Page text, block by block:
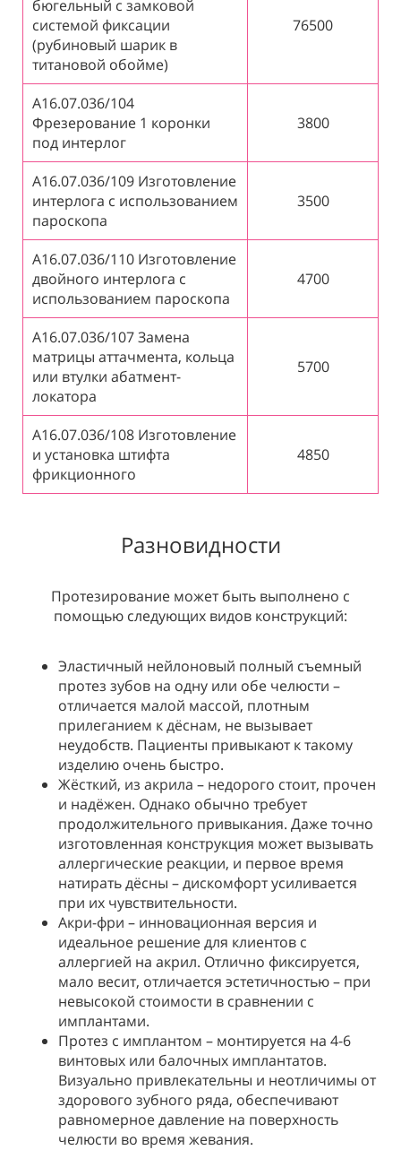
бюгельный с замковой
системой фиксации
(рубиновый шарик в
титановой обойме)
76500
А16.07.036/104
Фрезерование 1 коронки
под интерлог
3800
А16.07.036/109 Изготовление
интерлога с использованием
пароскопа
3500
А16.07.036/110 Изготовление
двойного интерлога с
использованием пароскопа
4700
А16.07.036/107 Замена
матрицы аттачмента, кольца
или втулки абатмент-
локатора
5700
А16.07.036/108 Изготовление
и установка штифта
фрикционного
4850
Разновидности
Протезирование может быть выполнено с
помощью следующих видов конструкций:
Эластичный нейлоновый полный съемный
протез зубов на одну или обе челюсти –
отличается малой массой, плотным
прилеганием к дёснам, не вызывает
неудобств. Пациенты привыкают к такому
изделию очень быстро.
Жёсткий, из акрила – недорого стоит, прочен
и надёжен. Однако обычно требует
продолжительного привыкания. Даже точно
изготовленная конструкция может вызывать
аллергические реакции, и первое время
натирать дёсны – дискомфорт усиливается
при их чувствительности.
Акри-фри – инновационная версия и
идеальное решение для клиентов с
аллергией на акрил. Отлично фиксируется,
мало весит, отличается эстетичностью – при
невысокой стоимости в сравнении с
имплантами.
Протез с имплантом – монтируется на 4-6
винтовых или балочных имплантатов.
Визуально привлекательны и неотличимы от
здорового зубного ряда, обеспечивают
равномерное давление на поверхность
челюсти во время жевания.